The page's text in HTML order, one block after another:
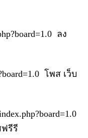
ลง
โพส เว็บ
รีรี